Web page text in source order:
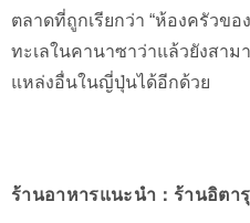
ตลาดที่ถูกเรียกว่า “ห้องครัวขอ
ทะเลในคานาซาว่าแล้วยังสาม
แหล่งอื่นในญี่ปุ่นได้อีกด้วย
ร้านอาหารแนะนำ：ร้านอิตา